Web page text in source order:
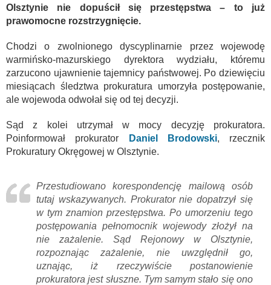
Olsztynie nie dopuścił się przestępstwa – to już
prawomocne rozstrzygnięcie.
Chodzi o zwolnionego dyscyplinarnie przez wojewodę
warmińsko-mazurskiego dyrektora wydziału, któremu
zarzucono ujawnienie tajemnicy państwowej. Po dziewięciu
miesiącach śledztwa prokuratura umorzyła postępowanie,
ale wojewoda odwołał się od tej decyzji.
Sąd z kolei utrzymał w mocy decyzję prokuratora.
Poinformował prokurator
Daniel Brodowski, rzecznik
Prokuratury Okręgowej w Olsztynie.
Przestudiowano korespondencję mailową osób
tutaj wskazywanych. Prokurator nie dopatrzył się
w tym znamion przestępstwa. Po umorzeniu tego
postępowania pełnomocnik wojewody złożył na
nie zażalenie. Sąd Rejonowy w Olsztynie,
rozpoznając zażalenie, nie uwzględnił go,
uznając, iż rzeczywiście postanowienie
prokuratora jest słuszne. Tym samym stało się ono